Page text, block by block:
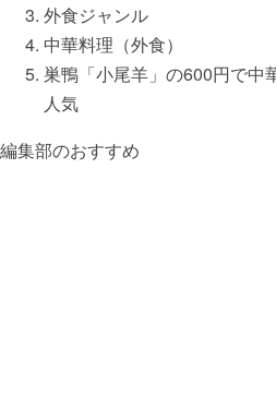
外食ジャンル
中華料理（外食）
巣鴨「小尾羊」の600円で中
人気
編集部のおすすめ